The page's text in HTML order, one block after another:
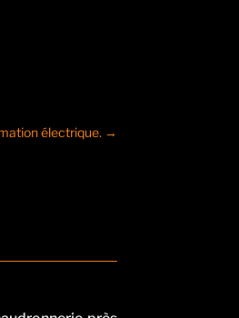
électrique. →